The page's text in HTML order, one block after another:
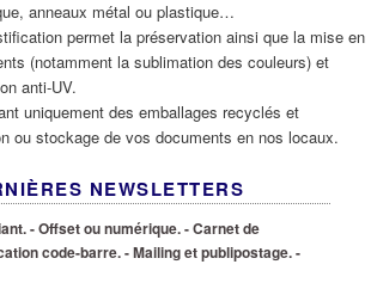
anneaux métal ou plastique…
permet la préservation ainsi que la mise en
(notamment la sublimation des couleurs) et
anti-UV.
uniquement des emballages recyclés et
ou stockage de vos documents en nos locaux.
NEWSLETTERS
- Offset ou numérique.- Carnet de
code-barre.- Mailing et publipostage.-